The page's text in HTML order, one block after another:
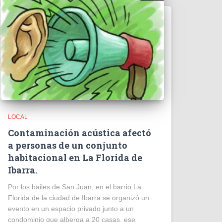
LOCAL
Contaminación acústica afectó
a personas de un conjunto
habitacional en La Florida de
Ibarra.
Por los bailes de San Juan, en el barrio La
Florida de la ciudad de Ibarra se organizó un
evento en un espacio privado junto a un
condominio que alberga a 20 casas, ese